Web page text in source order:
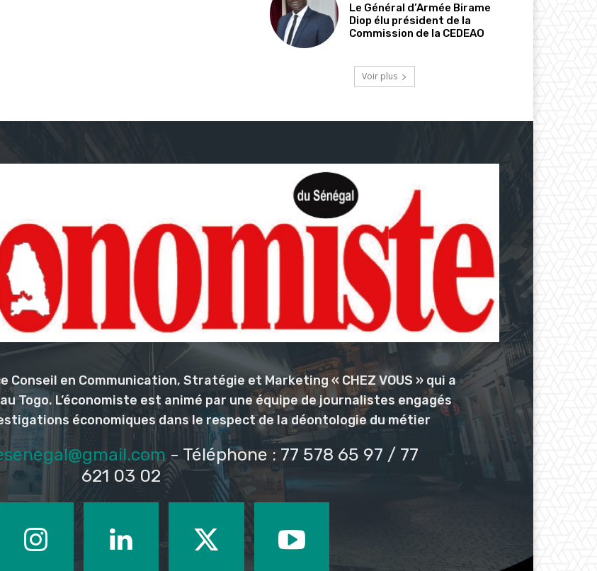
Le Général d’Armée Birame
Diop élu président de la
Commission de la CEDEAO
Voir plus
Conseil en Communication, Stratégie et Marketing « CHEZ VOUS » qui a
Togo. L’économiste est animé par une équipe de journalistes engagés
économiques dans le respect de la déontologie du métier
- Téléphone : 77 578 65 97 / 77
621 03 02